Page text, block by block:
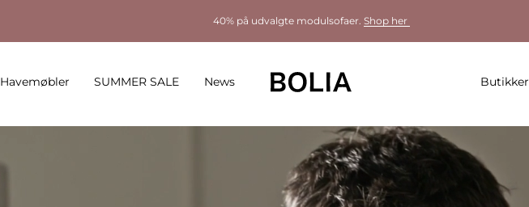
40% på udvalgte modulsofaer. Shop her
Havemøbler SUMMER SALE News Butikker